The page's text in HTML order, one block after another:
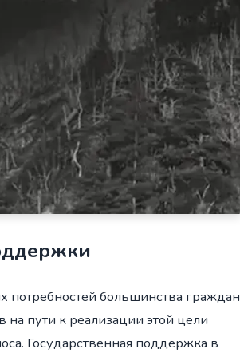
потребностей большинства граждан
пути к реализации этой цели
Государственная поддержка в